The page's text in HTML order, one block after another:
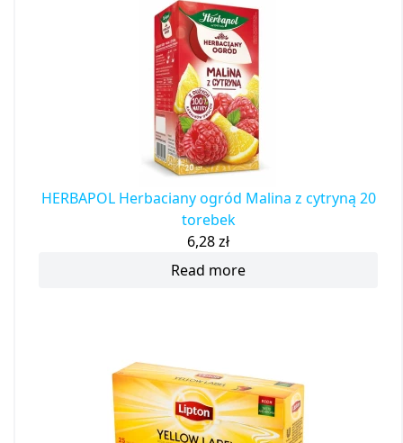
HERBAPOL Herbaciany ogród Malina z cytryną 20
torebek
6,28zł
Read more